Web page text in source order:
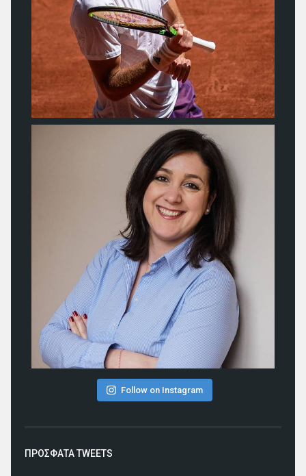
Follow on Instagram
ΠΡΟΣΦΑΤΑ TWEETS